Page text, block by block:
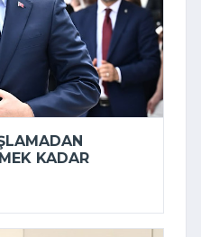
KADAR